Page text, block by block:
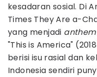
kesadaran sosial. Di
Times They Are a-
yang menjadi anthem
"This is America"
berisi isu rasial dan
Indonesia sendiri